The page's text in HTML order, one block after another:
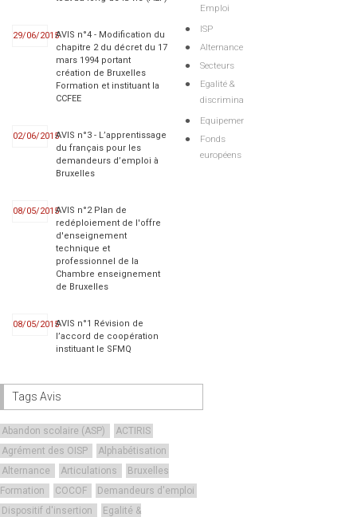
29/06/2015AVIS n°4 - Modification du
chapitre 2 du décret du 17
mars 1994 portant
création de Bruxelles
Formation et instituant la
CCFEE
02/06/2015AVIS n°3 - L’apprentissage
du français pour les
demandeurs d’emploi à
Bruxelles
08/05/2015AVIS n°2 Plan de
redéploiement de l'offre
d'enseignement
technique et
professionnel de la
Chambre enseignement
de Bruxelles
08/05/2015AVIS n°1 Révision de
l’accord de coopération
instituant le SFMQ
Emploi
ISP
Alternance
Secteurs
Egalité &
discriminations
Equipements
Fonds
européens
Tags Avis
Abandon scolaire (ASP)
ACTIRIS
Agrément des OISP
Alphabétisation
Alternance
Articulations
Bruxelles
Formation
COCOF
Demandeurs d'emploi
Dispositif d'insertion
Egalité &